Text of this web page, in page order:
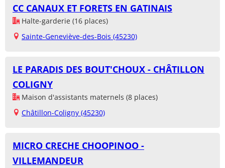
CC CANAUX ET FORETS EN GATINAIS
Halte-garderie (16 places)
Sainte-Geneviève-des-Bois (45230)
LE PARADIS DES BOUT'CHOUX - CHÂTILLON
COLIGNY
Maison d'assistants maternels (8 places)
Châtillon-Coligny (45230)
MICRO CRECHE CHOOPINOO -
VILLEMANDEUR